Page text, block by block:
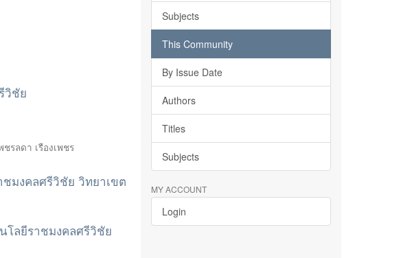
วิชัย
รลดา เรืองเพชร
มงคลศรีวิชัย วิทยาเขต
โลยีราชมงคลศรีวิชัย
Subjects
This Community
By Issue Date
Authors
Titles
Subjects
MY ACCOUNT
Login